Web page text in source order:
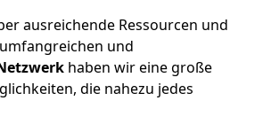
ausreichende Ressourcen und
und
haben wir eine große
die nahezu jedes